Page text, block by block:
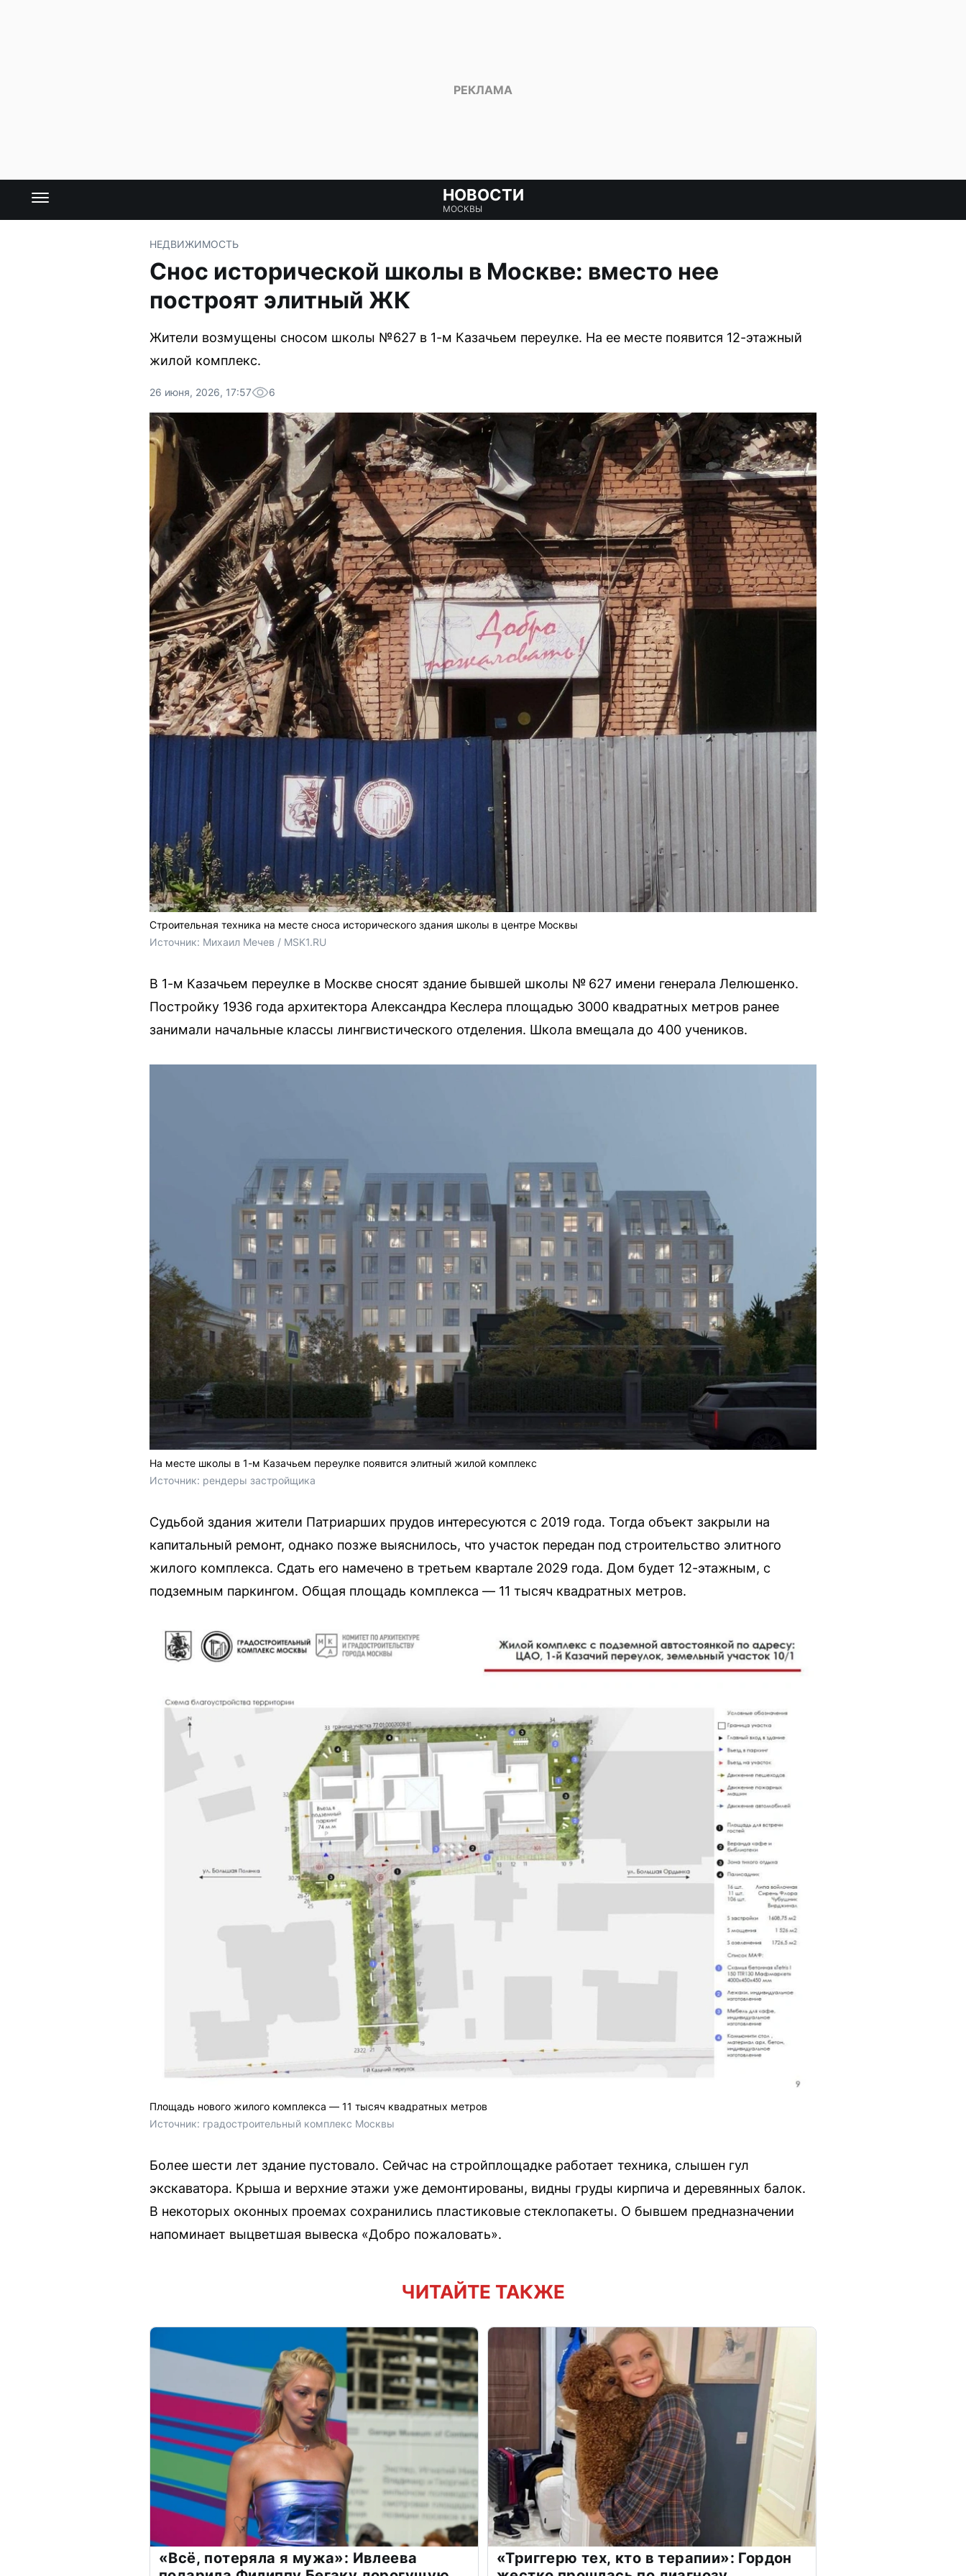
НОВОСТИ
МОСКВЫ
НЕДВИЖИМОСТЬ
Снос исторической школы в Москве: вместо нее
построят элитный ЖК
Жители возмущены сносом школы №627 в 1-м Казачьем переулке. На ее месте появится 12-этажный
жилой комплекс.
26 июня, 2026, 17:57 6
Строительная техника на месте сноса исторического здания школы в центре Москвы
Источник: Михаил Мечев / MSK1.RU
В 1-м Казачьем переулке в Москве сносят здание бывшей школы № 627 имени генерала Лелюшенко.
Постройку 1936 года архитектора Александра Кеслера площадью 3000 квадратных метров ранее
занимали начальные классы лингвистического отделения. Школа вмещала до 400 учеников.
На месте школы в 1-м Казачьем переулке появится элитный жилой комплекс
Источник: рендеры застройщика
Судьбой здания жители Патриарших прудов интересуются с 2019 года. Тогда объект закрыли на
капитальный ремонт, однако позже выяснилось, что участок передан под строительство элитного
жилого комплекса. Сдать его намечено в третьем квартале 2029 года. Дом будет 12-этажным, с
подземным паркингом. Общая площадь комплекса — 11 тысяч квадратных метров.
Площадь нового жилого комплекса — 11 тысяч квадратных метров
Источник: градостроительный комплекс Москвы
Более шести лет здание пустовало. Сейчас на стройплощадке работает техника, слышен гул
экскаватора. Крыша и верхние этажи уже демонтированы, видны груды кирпича и деревянных балок.
В некоторых оконных проемах сохранились пластиковые стеклопакеты. О бывшем предназначении
напоминает выцветшая вывеска «Добро пожаловать».
ЧИТАЙТЕ ТАКЖЕ
«Всё, потеряла я мужа»: Ивлеева
«Триггерю тех, кто в терапии»: Гордон